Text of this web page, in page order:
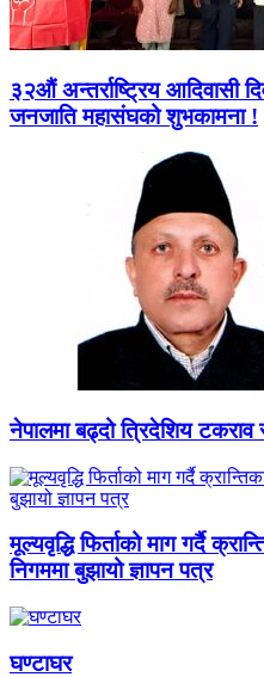
३२औं अन्तर्राष्ट्रिय आदिवासी
जनजाति महासंघको शुभकामना !
नेपालमा बढ्दो त्रिदेशिय टकराव
मूल्यवृद्धि फिर्ताको माग गर्दै
निगममा बुझायो ज्ञापन पत्र
घण्टाघर